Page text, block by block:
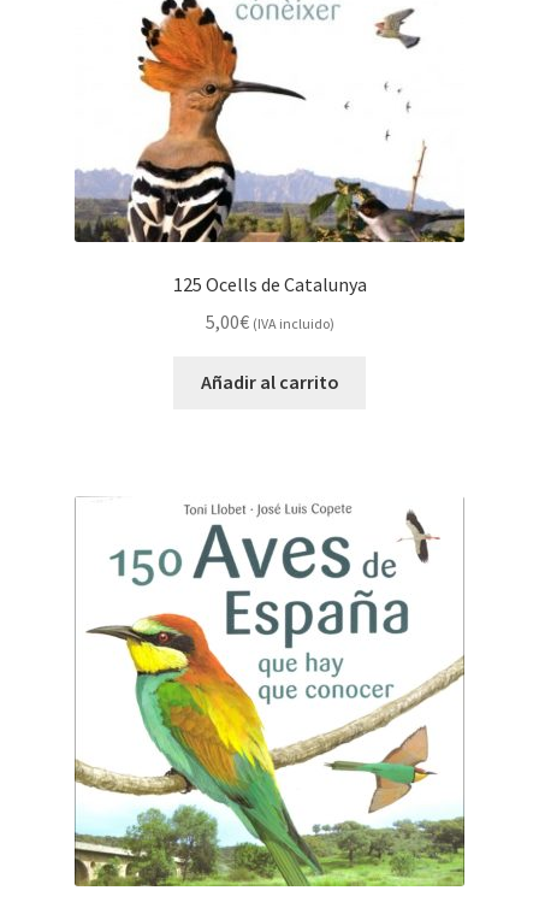
125 Ocells de Catalunya
5,00€ (IVA incluido)
Añadir al carrito